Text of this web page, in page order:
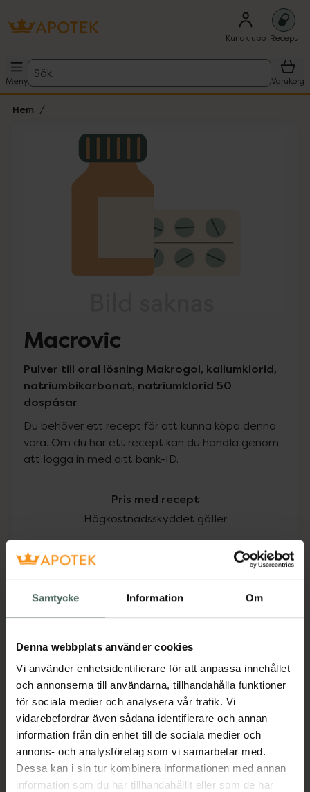
Samtycke Information Om
Denna webbplats använder cookies
Vi använder enhetsidentifierare för att anpassa innehållet
och annonserna till användarna, tillhandahålla funktioner
för sociala medier och analysera vår trafik. Vi
vidarebefordrar även sådana identifierare och annan
information från din enhet till de sociala medier och
annons- och analysföretag som vi samarbetar med.
Dessa kan i sin tur kombinera informationen med annan
information som du har tillhandahållit eller som de har
Kundklubb Recept
Meny
Sök
Varukorg
Hem
Lista: . Innehåller 1 objekt.
Macrovic
Pulver till oral lösning Makrogol, kaliumklorid,
natriumbikarbonat, natriumklorid 50
dospåsar
Du behöver ett recept för att kunna köpa denna
vara. Om du har ett recept kan du handla genom
att logga in med ditt bank-ID.
Pris med recept
Högkostnadsskyddet gäller
177,28 kr
I apotek:177,28 kr
Köp via ditt recept
Aktuella erbjudanden
Beskrivning
Läs alltid bipacksedeln innan
användning.